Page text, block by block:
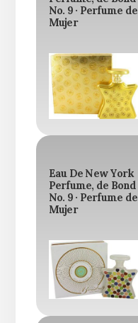
No. 9 · Perfume de
Mujer
Eau De New York
Perfume, de Bond
No. 9 · Perfume de
Mujer